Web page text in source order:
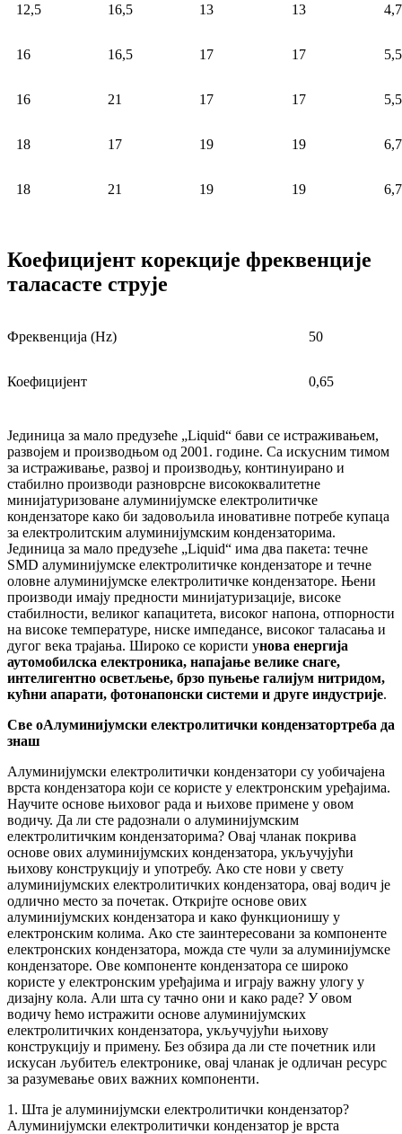
12,5 16,5 13 13 4,7
16 16,5 17 17 5,5
16 21 17 17 5,5
18 17 19 19 6,7
18 21 19 19 6,7
Коефицијент корекције фреквенције
таласасте струје
Фреквенција (Hz) 50
Коефицијент 0,65
Јединица за мало предузеће „Liquid“ бави се истраживањем,
развојем и производњом од 2001. године. Са искусним тимом
за истраживање, развој и производњу, континуирано и
стабилно производи разноврсне висококвалитетне
минијатуризоване алуминијумске електролитичке
кондензаторе како би задовољила иновативне потребе купаца
за електролитским алуминијумским кондензаторима.
Јединица за мало предузеће „Liquid“ има два пакета: течне
SMD алуминијумске електролитичке кондензаторе и течне
оловне алуминијумске електролитичке кондензаторе. Њени
производи имају предности минијатуризације, високе
стабилности, великог капацитета, високог напона, отпорности
на високе температуре, ниске импедансе, високог таласања и
дугог века трајања. Широко се користи унова енергија
аутомобилска електроника, напајање велике снаге,
интелигентно осветљење, брзо пуњење галијум нитридом,
кућни апарати, фотонапонски системи и друге индустрије.
Све оАлуминијумски електролитички кондензатортреба да
знаш
Алуминијумски електролитички кондензатори су уобичајена
врста кондензатора који се користе у електронским уређајима.
Научите основе њиховог рада и њихове примене у овом
водичу. Да ли сте радознали о алуминијумским
електролитичким кондензаторима? Овај чланак покрива
основе ових алуминијумских кондензатора, укључујући
њихову конструкцију и употребу. Ако сте нови у свету
алуминијумских електролитичких кондензатора, овај водич је
одлично место за почетак. Откријте основе ових
алуминијумских кондензатора и како функционишу у
електронским колима. Ако сте заинтересовани за компоненте
електронских кондензатора, можда сте чули за алуминијумске
кондензаторе. Ове компоненте кондензатора се широко
користе у електронским уређајима и играју важну улогу у
дизајну кола. Али шта су тачно они и како раде? У овом
водичу ћемо истражити основе алуминијумских
електролитичких кондензатора, укључујући њихову
конструкцију и примену. Без обзира да ли сте почетник или
искусан љубитељ електронике, овај чланак је одличан ресурс
за разумевање ових важних компоненти.
1. Шта је алуминијумски електролитички кондензатор?
Алуминијумски електролитички кондензатор је врста